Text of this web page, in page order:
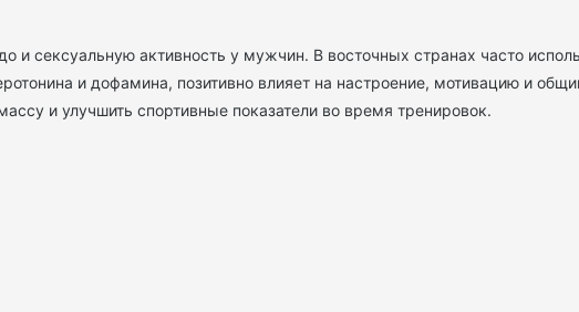
и сексуальную активность у мужчин. В восточных странах часто
и дофамина, позитивно влияет на настроение, мотивацию и
и улучшить спортивные показатели во время тренировок.